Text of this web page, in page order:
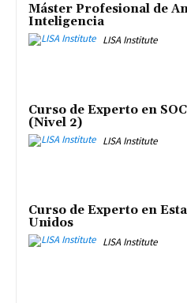
Máster Profesional de
Inteligencia
LISA Institute
Curso de Experto en
(Nivel 2)
LISA Institute
Curso de Experto en
Unidos
LISA Institute